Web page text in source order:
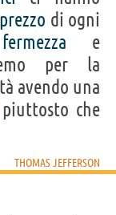
di ogni
fermezza e
per la
avendo una
piuttosto che
THOMAS JEFFERSON